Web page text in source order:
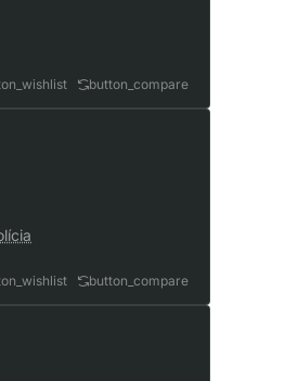
button_compare
button_compare